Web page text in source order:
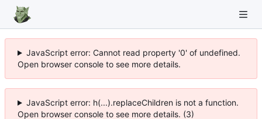
JavaScript error: Cannot read property '0' of undefined.
Open browser console to see more details.
JavaScript error: h(...).replaceChildren is not a function.
Open browser console to see more details. (3)